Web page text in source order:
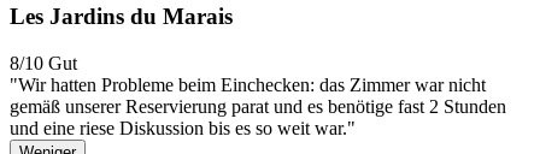
Les Jardins du Marais
8/10 Gut
"Wir hatten Probleme beim Einchecken: das Zimmer war nicht
gemäß unserer Reservierung parat und es benötige fast 2 Stunden
und eine riese Diskussion bis es so weit war."